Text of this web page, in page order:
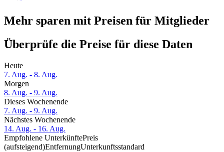
Mehr sparen mit Preisen für Mitglieder
Überprüfe die Preise für diese Daten
Heute
7. Aug. - 8. Aug.
Morgen
8. Aug. - 9. Aug.
Dieses Wochenende
7. Aug. - 9. Aug.
Nächstes Wochenende
14. Aug. - 16. Aug.
Empfohlene UnterkünftePreis
(aufsteigend)EntfernungUnterkunftsstandard